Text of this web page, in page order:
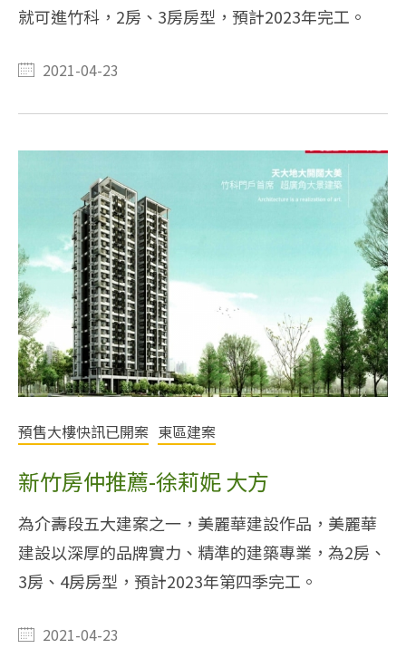
就可進竹科，2房、3房房型，預計2023年完工。
2021-04-23
預售大樓快訊已開案 東區建案
新竹房仲推薦-徐莉妮 大方
為介壽段五大建案之一，美麗華建設作品，美麗華
建設以深厚的品牌實力、精準的建築專業，為2房、
3房、4房房型，預計2023年第四季完工。
2021-04-23